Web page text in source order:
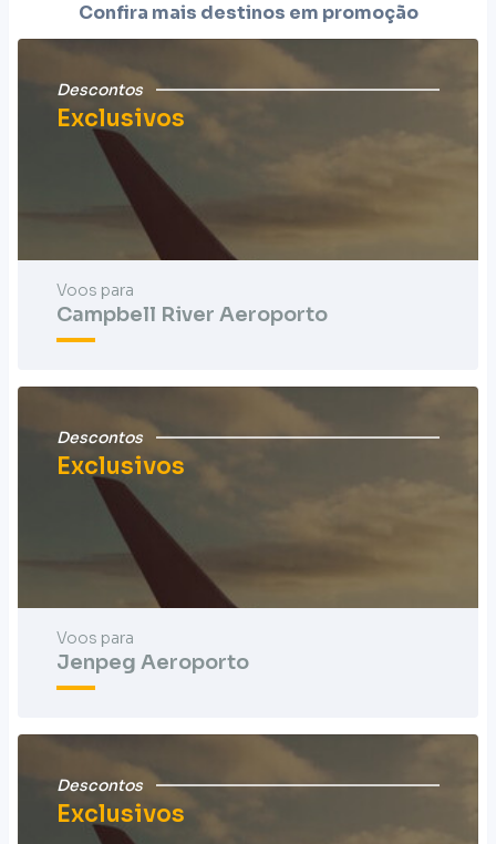
Confira mais destinos em promoção
Descontos
Exclusivos
Voos para
Campbell River Aeroporto
Descontos
Exclusivos
Voos para
Jenpeg Aeroporto
Descontos
Exclusivos